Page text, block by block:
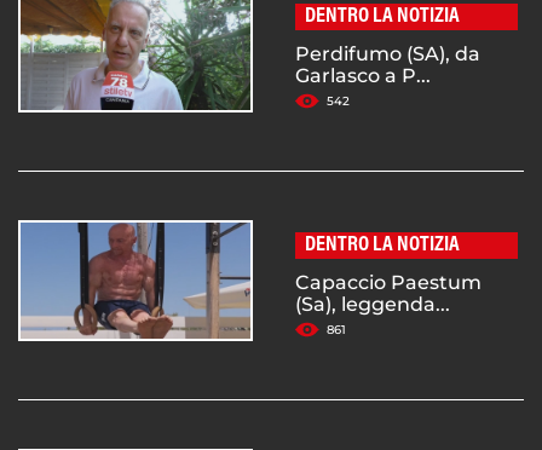
DENTRO LA NOTIZIA
Perdifumo (SA), da
Garlasco a P...
542
DENTRO LA NOTIZIA
Capaccio Paestum
(Sa), leggenda...
861